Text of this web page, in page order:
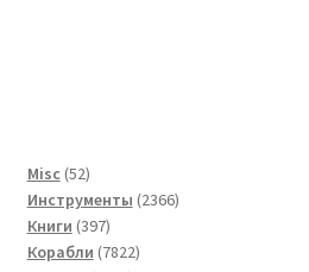
Misc 5252
товара
Инструменты 23662366
Книги 397397
товаров
Корабли 78227822